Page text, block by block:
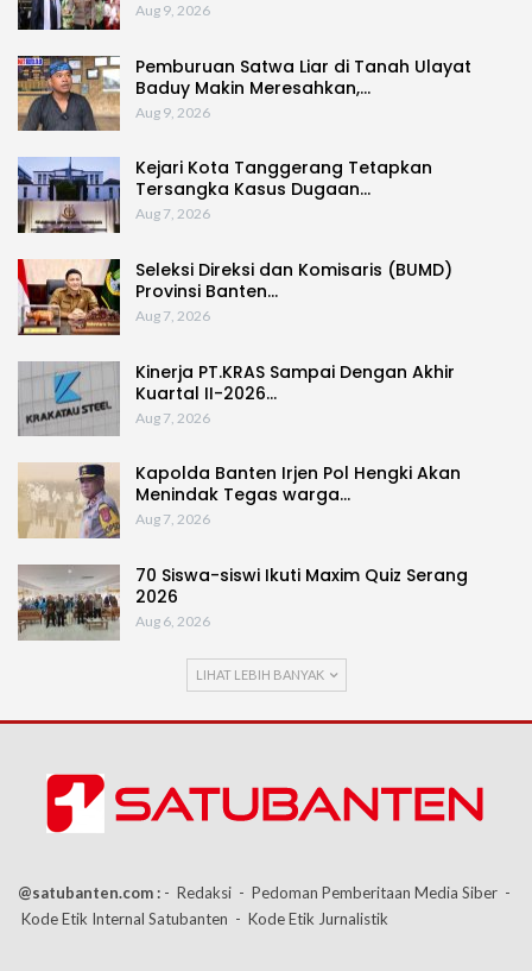
Aug 9, 2026
Pemburuan Satwa Liar di Tanah Ulayat
Baduy Makin Meresahkan,…
Aug 9, 2026
Kejari Kota Tanggerang Tetapkan
Tersangka Kasus Dugaan…
Aug 7, 2026
Seleksi Direksi dan Komisaris (BUMD)
Provinsi Banten…
Aug 7, 2026
Kinerja PT.KRAS Sampai Dengan Akhir
Kuartal II-2026…
Aug 7, 2026
Kapolda Banten Irjen Pol Hengki Akan
Menindak Tegas warga…
Aug 7, 2026
70 Siswa-siswi Ikuti Maxim Quiz Serang
2026
Aug 6, 2026
LIHAT LEBIH BANYAK
@satubanten.com : - Redaksi - Pedoman Pemberitaan Media Siber -
Kode Etik Internal Satubanten - Kode Etik Jurnalistik